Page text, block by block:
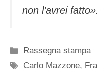
non l’avrei fatto».
Categorie
Rassegna stampa
Tag
Carlo Mazzone,